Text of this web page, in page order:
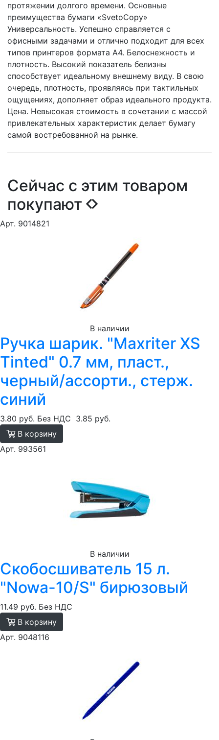
протяжении долгого времени. Основные
преимущества бумаги «SvetoCopy»
Универсальность. Успешно справляется с
офисными задачами и отлично подходит для всех
типов принтеров формата А4. Белоснежность и
плотность. Высокий показатель белизны
способствует идеальному внешнему виду. В свою
очередь, плотность, проявляясь при тактильных
ощущениях, дополняет образ идеального продукта.
Цена. Невысокая стоимость в сочетании с массой
привлекательных характеристик делает бумагу
самой востребованной на рынке.
Сейчас с этим товаром
покупают
Арт. 9014821
В наличии
Ручка шарик. "Maxriter XS
Tinted" 0.7 мм, пласт.,
черный/ассорти., стерж.
синий
3.80 руб. Без НДС 3.85 руб.
В корзину
Арт. 993561
В наличии
Скобосшиватель 15 л.
"Nowa-10/S" бирюзовый
11.49 руб. Без НДС
В корзину
Арт. 9048116